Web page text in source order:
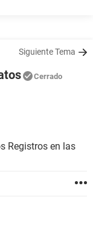
Siguiente Tema
Cerrado
Registros en las